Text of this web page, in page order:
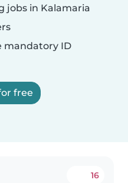
jobs in Kalamaria
mandatory ID
free
16